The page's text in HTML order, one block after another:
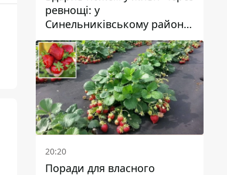
ревнощі: у
Синельниківському районі
затримали 49-річного
чоловіка за вбивство
20:20
Поради для власного